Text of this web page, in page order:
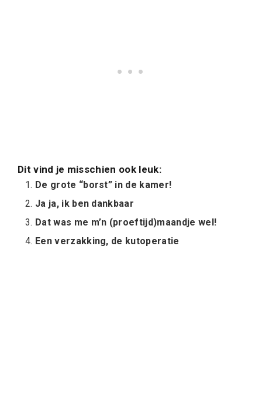
Dit vind je misschien ook leuk:
De grote “borst” in de kamer!
Ja ja, ik ben dankbaar
Dat was me m’n (proeftijd)maandje wel!
Een verzakking, de kutoperatie